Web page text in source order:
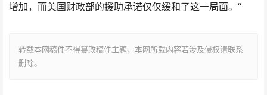
增加，而美国财政部的援助承诺仅仅缓和了这一局面。”
转载本网稿件不得篡改稿件主题，本网所载内容若涉及侵权请联系
删除。